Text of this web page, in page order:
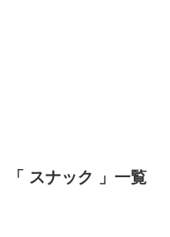
「 スナック 」一覧